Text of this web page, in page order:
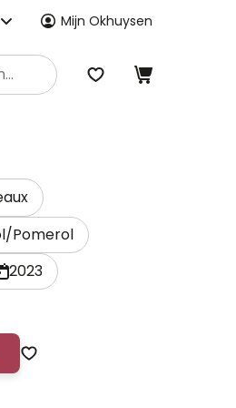
Mijn Okhuysen
Pomerol
2023
Zet op verlanglijst